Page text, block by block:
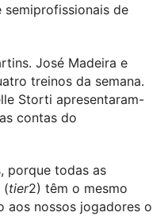
de
José Madeira e
treinos da semana.
Storti apresentaram-
contas do
porque todas as
(tier2) têm o mesmo
aos nossos jogadores o